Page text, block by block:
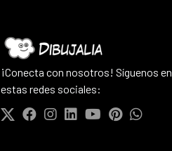
¡Conecta con nosotros! Síguenos en
estas redes sociales: